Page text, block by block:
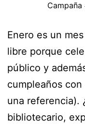
Campaña
Enero es un
libre porque
público y
cumpleaños
una referencia).
bibliotecario,